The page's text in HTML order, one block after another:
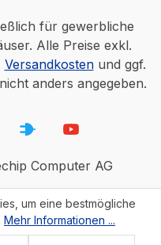
für gewerbliche
Alle Preise exkl.
Versandkostenund ggf.
anders angegeben.
Computer AG
um eine bestmögliche
Mehr Informationen ...